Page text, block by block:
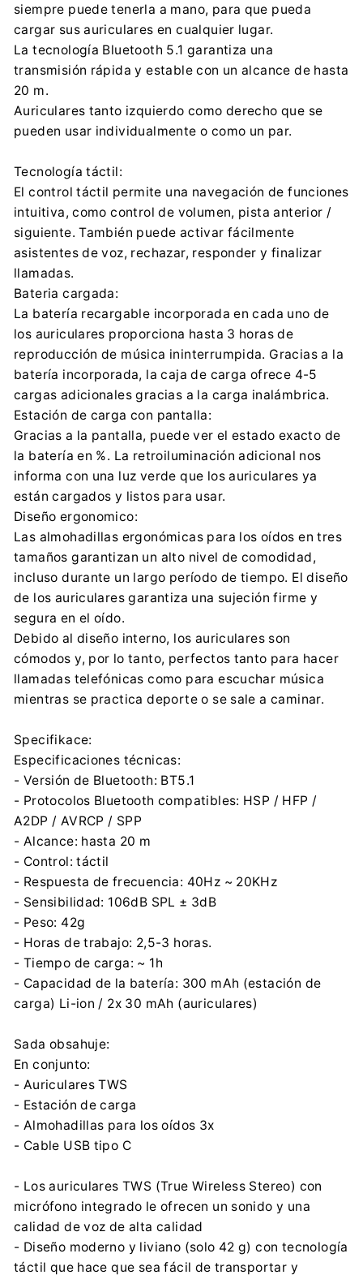
siempre puede tenerla a mano, para que pueda
cargar sus auriculares en cualquier lugar.
La tecnología Bluetooth 5.1 garantiza una
transmisión rápida y estable con un alcance de hasta
20 m.
Auriculares tanto izquierdo como derecho que se
pueden usar individualmente o como un par.
Tecnología táctil:
El control táctil permite una navegación de funciones
intuitiva, como control de volumen, pista anterior /
siguiente. También puede activar fácilmente
asistentes de voz, rechazar, responder y finalizar
llamadas.
Bateria cargada:
La batería recargable incorporada en cada uno de
los auriculares proporciona hasta 3 horas de
reproducción de música ininterrumpida. Gracias a la
batería incorporada, la caja de carga ofrece 4-5
cargas adicionales gracias a la carga inalámbrica.
Estación de carga con pantalla:
Gracias a la pantalla, puede ver el estado exacto de
la batería en %. La retroiluminación adicional nos
informa con una luz verde que los auriculares ya
están cargados y listos para usar.
Diseño ergonomico:
Las almohadillas ergonómicas para los oídos en tres
tamaños garantizan un alto nivel de comodidad,
incluso durante un largo período de tiempo. El diseño
de los auriculares garantiza una sujeción firme y
segura en el oído.
Debido al diseño interno, los auriculares son
cómodos y, por lo tanto, perfectos tanto para hacer
llamadas telefónicas como para escuchar música
mientras se practica deporte o se sale a caminar.
Specifikace:
Especificaciones técnicas:
- Versión de Bluetooth: BT5.1
- Protocolos Bluetooth compatibles: HSP / HFP /
A2DP / AVRCP / SPP
- Alcance: hasta 20 m
- Control: táctil
- Respuesta de frecuencia: 40Hz ~ 20KHz
- Sensibilidad: 106dB SPL ± 3dB
- Peso: 42g
- Horas de trabajo: 2,5-3 horas.
- Tiempo de carga: ~ 1h
- Capacidad de la batería: 300 mAh (estación de
carga) Li-ion / 2x 30 mAh (auriculares)
Sada obsahuje:
En conjunto:
- Auriculares TWS
- Estación de carga
- Almohadillas para los oídos 3x
- Cable USB tipo C
- Los auriculares TWS (True Wireless Stereo) con
micrófono integrado le ofrecen un sonido y una
calidad de voz de alta calidad
- Diseño moderno y liviano (solo 42 g) con tecnología
táctil que hace que sea fácil de transportar y